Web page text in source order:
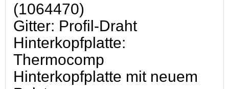
(1064470)
Gitter: Profil-Draht
Hinterkopfplatte:
Thermocomp
Hinterkopfplatte mit neuem